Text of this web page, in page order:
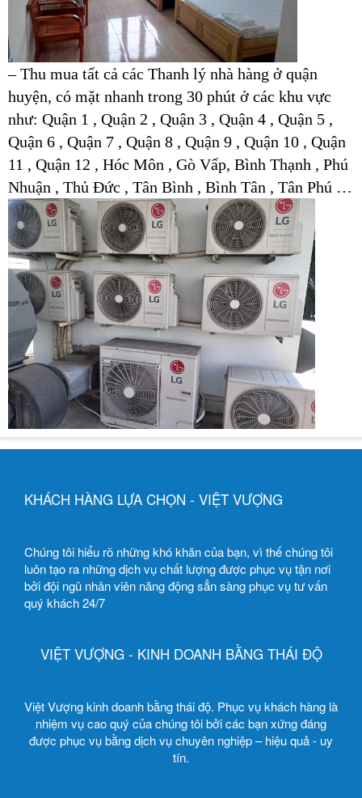
– Thu mua tất cả các Thanh lý nhà hàng ở quận
huyện, có mặt nhanh trong 30 phút ở các khu vực
như: Quận 1 , Quận 2 , Quận 3 , Quận 4 , Quận 5 ,
Quận 6 , Quận 7 , Quận 8 , Quận 9 , Quận 10 , Quận
11 , Quận 12 , Hóc Môn , Gò Vấp, Bình Thạnh , Phú
Nhuận , Thủ Đức , Tân Bình , Bình Tân , Tân Phú …
KHÁCH HÀNG LỰA CHỌN - VIỆT VƯỢNG
Chúng tôi hiểu rõ những khó khăn của bạn, vì thế chúng tôi
luôn tạo ra những dịch vụ chất lượng được phục vụ tận nơi
bởi đội ngũ nhân viên năng động sẳn sàng phục vụ tư vấn
quý khách 24/7
VIỆT VƯỢNG - KINH DOANH BẰNG THÁI ĐỘ
Việt Vượng kinh doanh bằng thái độ. Phục vụ khách hàng là
nhiệm vụ cao quý của chúng tôi bởi các bạn xứng đáng
được phục vụ bằng dịch vụ chuyên nghiệp – hiệu quả - uy
tín.